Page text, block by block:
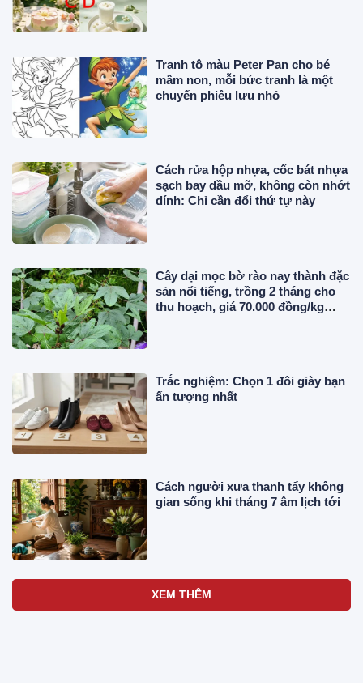
Tranh tô màu Peter Pan cho bé
mầm non, mỗi bức tranh là một
chuyến phiêu lưu nhỏ
Cách rửa hộp nhựa, cốc bát nhựa
sạch bay dầu mỡ, không còn nhớt
dính: Chỉ cần đổi thứ tự này
Cây dại mọc bờ rào nay thành đặc
sản nổi tiếng, trồng 2 tháng cho
thu hoạch, giá 70.000 đồng/kg
Trắc nghiệm: Chọn 1 đôi giày bạn
ấn tượng nhất
Cách người xưa thanh tẩy không
gian sống khi tháng 7 âm lịch tới
XEM THÊM